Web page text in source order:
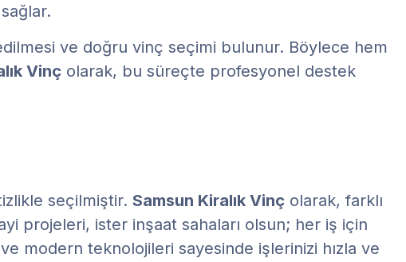
ve doğru vinç seçimi bulunur. Böylece hem
Vinç olarak, bu süreçte profesyonel destek
seçilmiştir. Samsun Kiralık Vinç olarak, farklı
projeleri, ister inşaat sahaları olsun; her iş için
modern teknolojileri sayesinde işlerinizi hızla ve